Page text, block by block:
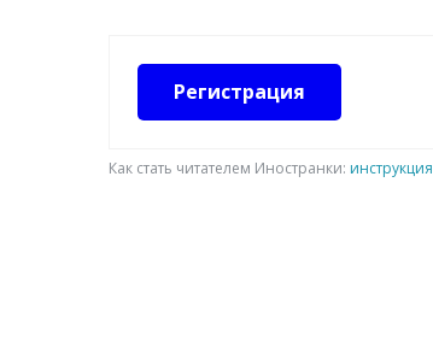
Регистрация
Как стать читателем Иностранки: инструкция